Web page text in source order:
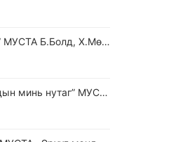
“Асгат саарал” МУСТА Б.Болд, Х.Мөнгөнцэцэг
“Цал буурлуудын минь нутаг” МУСТА Д.Найдандорж